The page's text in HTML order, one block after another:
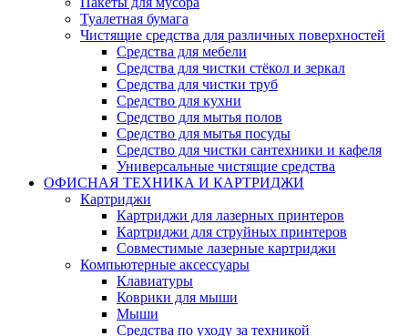
Туалетная бумага
Чистящие средства для различных поверхностей
Средства для мебели
Средства для чистки стёкол и зеркал
Средства для чистки труб
Средство для кухни
Средство для мытья полов
Средство для мытья посуды
Средство для чистки сантехники и кафеля
Универсальные чистящие средства
ОФИСНАЯ ТЕХНИКА И КАРТРИДЖИ
Картриджи
Картриджи для лазерных принтеров
Картриджи для струйных принтеров
Совместимые лазерные картриджи
Компьютерные аксессуары
Клавиатуры
Коврики для мыши
Мыши
Средства по уходу за техникой